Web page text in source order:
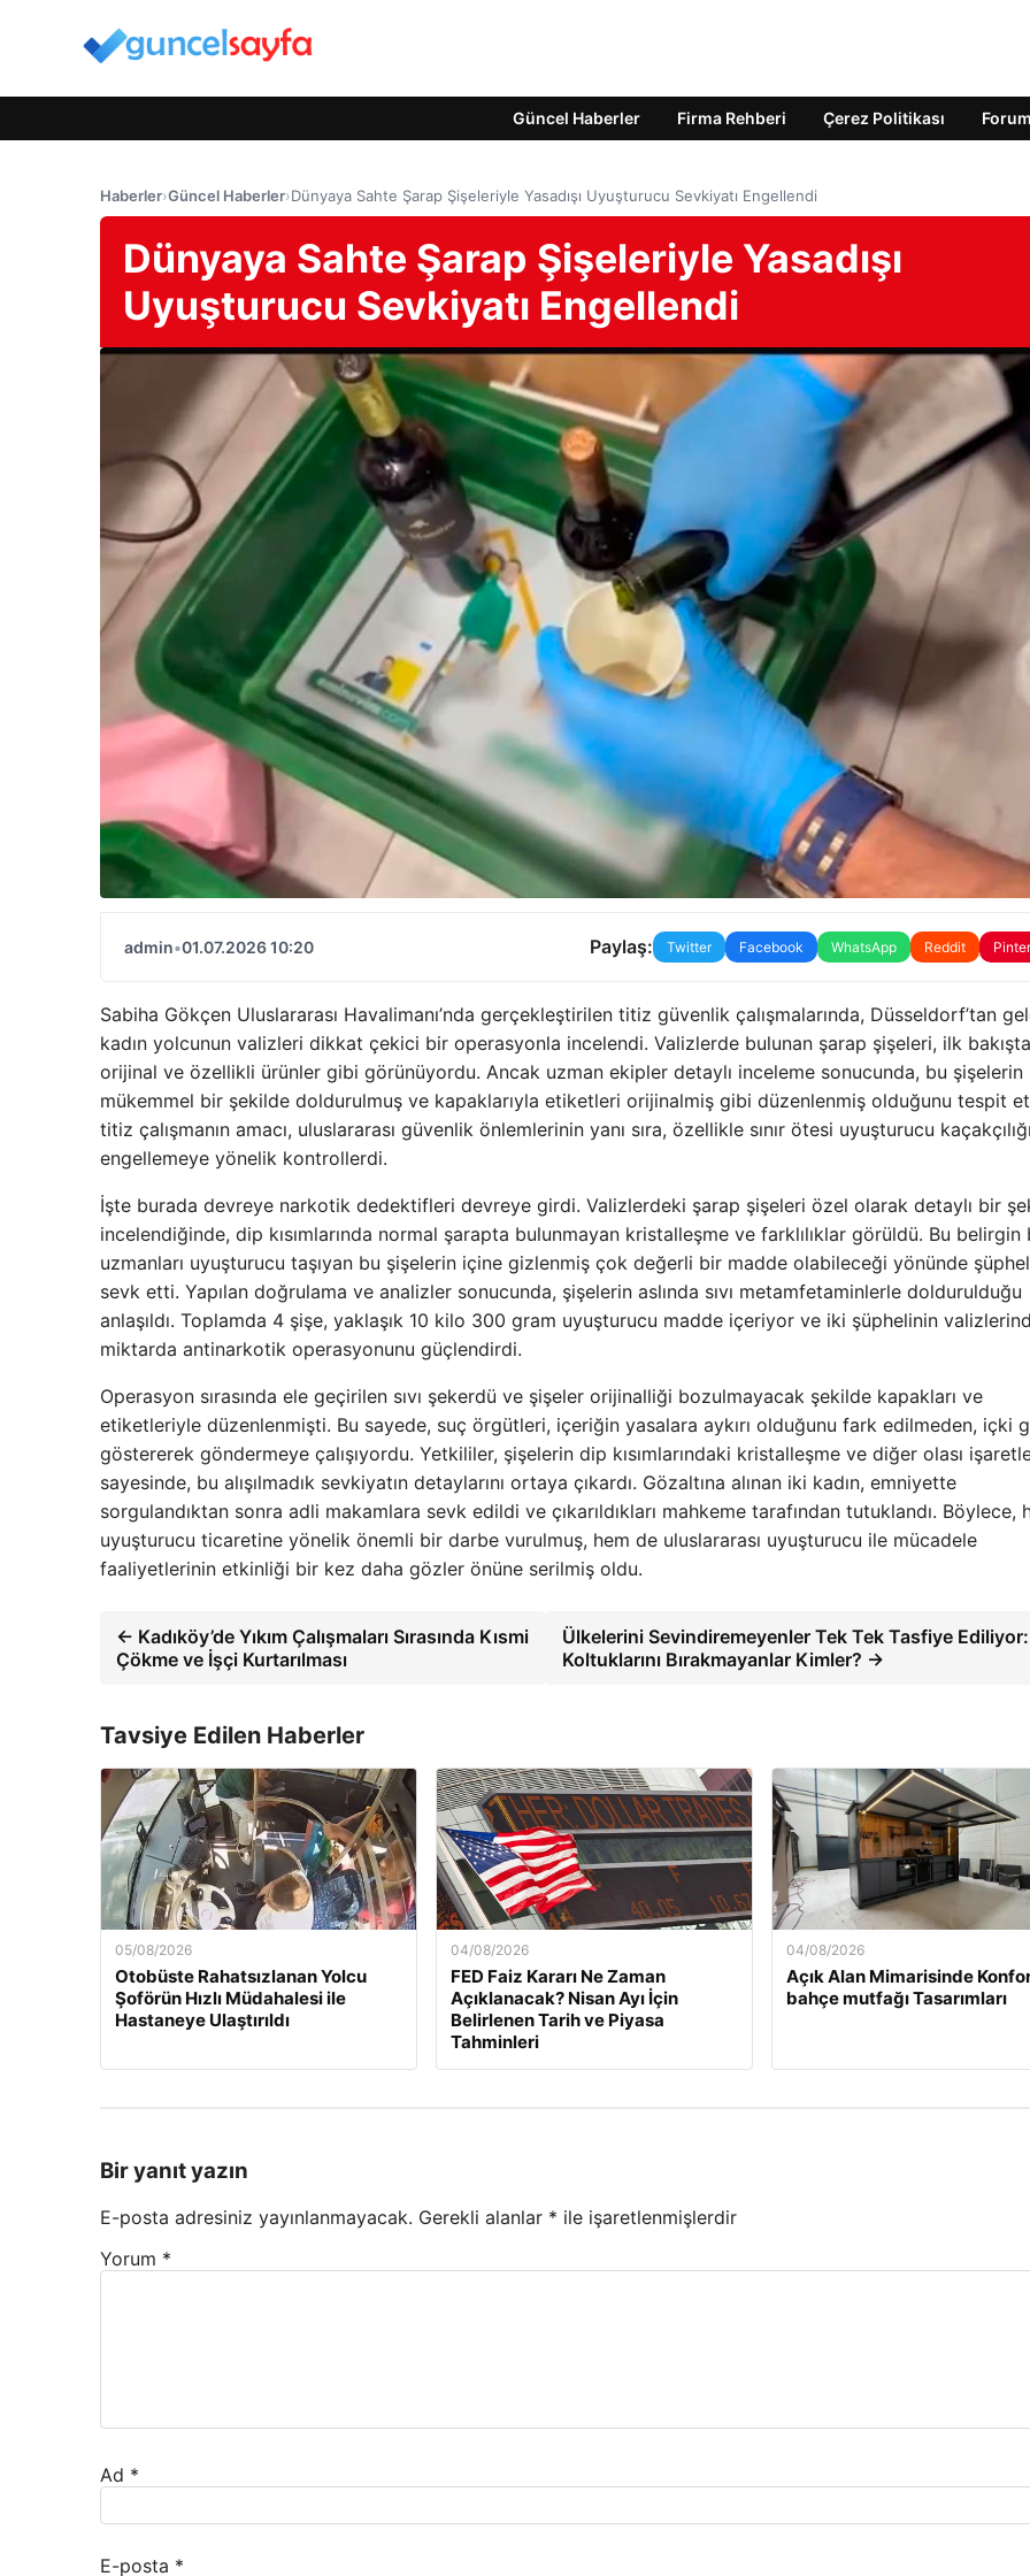
Güncel Haberler Firma Rehberi Çerez Politikası Forum
Haberler›Güncel Haberler›Dünyaya Sahte Şarap Şişeleriyle Yasadışı Uyuşturucu Sevkiyatı Engellendi
Dünyaya Sahte Şarap Şişeleriyle Yasadışı
Uyuşturucu Sevkiyatı Engellendi
admin•01.07.2026 10:20 Paylaş: Twitter Facebook WhatsApp Reddit
Sabiha Gökçen Uluslararası Havalimanı’nda gerçekleştirilen titiz güvenlik çalışmalarında, Düsseldorf’tan
kadın yolcunun valizleri dikkat çekici bir operasyonla incelendi. Valizlerde bulunan şarap şişeleri, ilk bakışta
orijinal ve özellikli ürünler gibi görünüyordu. Ancak uzman ekipler detaylı inceleme sonucunda, bu şişelerin
mükemmel bir şekilde doldurulmuş ve kapaklarıyla etiketleri orijinalmiş gibi düzenlenmiş olduğunu tespit
titiz çalışmanın amacı, uluslararası güvenlik önlemlerinin yanı sıra, özellikle sınır ötesi uyuşturucu
engellemeye yönelik kontrollerdi.
İşte burada devreye narkotik dedektifleri devreye girdi. Valizlerdeki şarap şişeleri özel olarak detaylı bir
incelendiğinde, dip kısımlarında normal şarapta bulunmayan kristalleşme ve farklılıklar görüldü. Bu belirgin
uzmanları uyuşturucu taşıyan bu şişelerin içine gizlenmiş çok değerli bir madde olabileceği yönünde
sevk etti. Yapılan doğrulama ve analizler sonucunda, şişelerin aslında sıvı metamfetaminlerle doldurulduğu
anlaşıldı. Toplamda 4 şişe, yaklaşık 10 kilo 300 gram uyuşturucu madde içeriyor ve iki şüphelinin
miktarda antinarkotik operasyonunu güçlendirdi.
Operasyon sırasında ele geçirilen sıvı şekerdü ve şişeler orijinalliği bozulmayacak şekilde kapakları ve
etiketleriyle düzenlenmişti. Bu sayede, suç örgütleri, içeriğin yasalara aykırı olduğunu fark edilmeden, içki
göstererek göndermeye çalışıyordu. Yetkililer, şişelerin dip kısımlarındaki kristalleşme ve diğer olası
sayesinde, bu alışılmadık sevkiyatın detaylarını ortaya çıkardı. Gözaltına alınan iki kadın, emniyette
sorgulandıktan sonra adli makamlara sevk edildi ve çıkarıldıkları mahkeme tarafından tutuklandı. Böylece,
uyuşturucu ticaretine yönelik önemli bir darbe vurulmuş, hem de uluslararası uyuşturucu ile mücadele
faaliyetlerinin etkinliği bir kez daha gözler önüne serilmiş oldu.
← Kadıköy’de Yıkım Çalışmaları Sırasında Kısmi
Çökme ve İşçi Kurtarılması
Ülkelerini Sevindiremeyenler Tek Tek Tasfiye Ediliyor:
Koltuklarını Bırakmayanlar Kimler? →
Tavsiye Edilen Haberler
05/08/2026
Otobüste Rahatsızlanan Yolcu
Şoförün Hızlı Müdahalesi ile
Hastaneye Ulaştırıldı
04/08/2026
FED Faiz Kararı Ne Zaman
Açıklanacak? Nisan Ayı İçin
Belirlenen Tarih ve Piyasa
Tahminleri
04/08/2026
Açık Alan Mimarisinde
bahçe mutfağı Tasarımları
Bir yanıt yazın
E-posta adresiniz yayınlanmayacak. Gerekli alanlar * ile işaretlenmişlerdir
Yorum *
Ad *
E-posta *